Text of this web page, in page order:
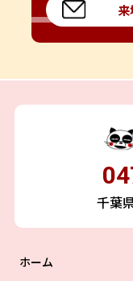
千葉
ホーム